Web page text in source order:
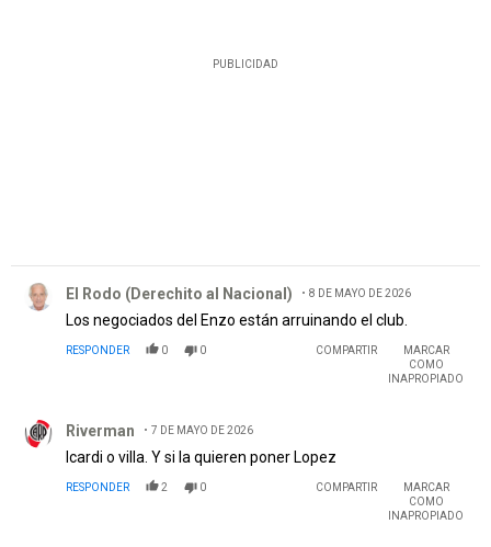
PUBLICIDAD
El Rodo (Derechito al Nacional) 8 DE MAYO DE 2026
Los negociados del Enzo están arruinando el club.
RESPONDER 0 0 COMPARTIR
MARCAR
COMO
INAPROPIADO
Riverman 7 DE MAYO DE 2026
Icardi o villa. Y si la quieren poner Lopez
RESPONDER 2 0 COMPARTIR
MARCAR
COMO
INAPROPIADO